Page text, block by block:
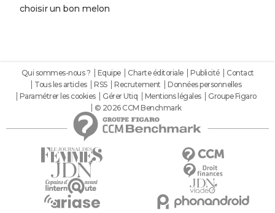
choisir un bon melon
Qui sommes-nous ? Equipe Charte éditoriale Publicité
Contact
Tous les articles
RSS Recrutement
Données personnelles
Paramétrer les cookies
Gérer Utiq Mentions légales
Groupe Figaro
© 2026 CCM Benchmark